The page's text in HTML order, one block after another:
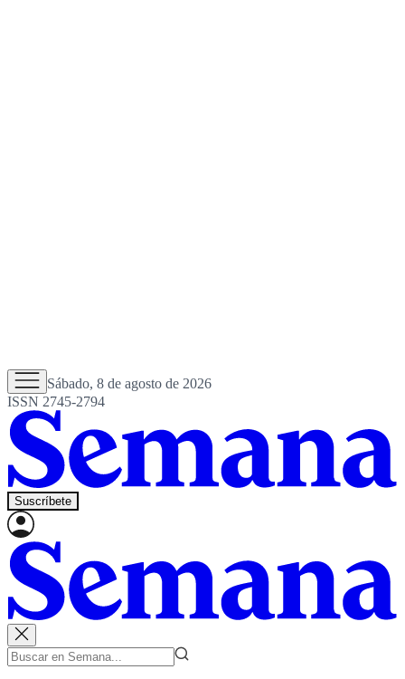
Sábado, 8 de agosto de 2026
ISSN 2745-2794
Suscríbete